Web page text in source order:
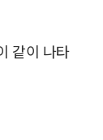
같이 나타